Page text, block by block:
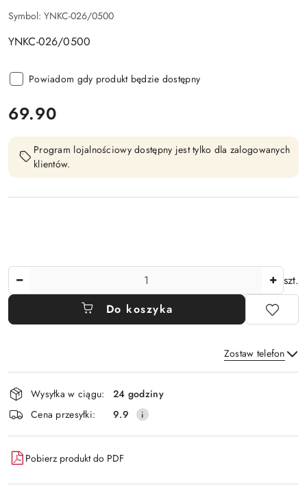
Symbol: YNKC-026/0500
YNKC-026/0500
Powiadom gdy produkt będzie dostępny
cena:
69.90
Program lojalnościowy dostępny jest tylko dla zalogowanych
klientów.
szt.
Do koszyka
Zostaw telefon
Wyślij
Dostępność
i
dostawa
Wysyłka w ciągu:
24 godziny
Cena przesyłki:
9.9
Pobierz produkt do PDF